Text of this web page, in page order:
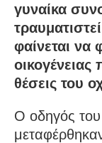
γυναίκα
φαίνεται να
θέσεις του
Ο οδηγός του